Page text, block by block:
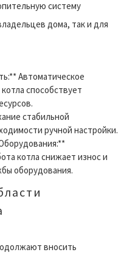
систему
дома, так и для
Автоматическое
способствует
стабильной
ручной настройки.
котла снижает износ и
оборудования.
вносить